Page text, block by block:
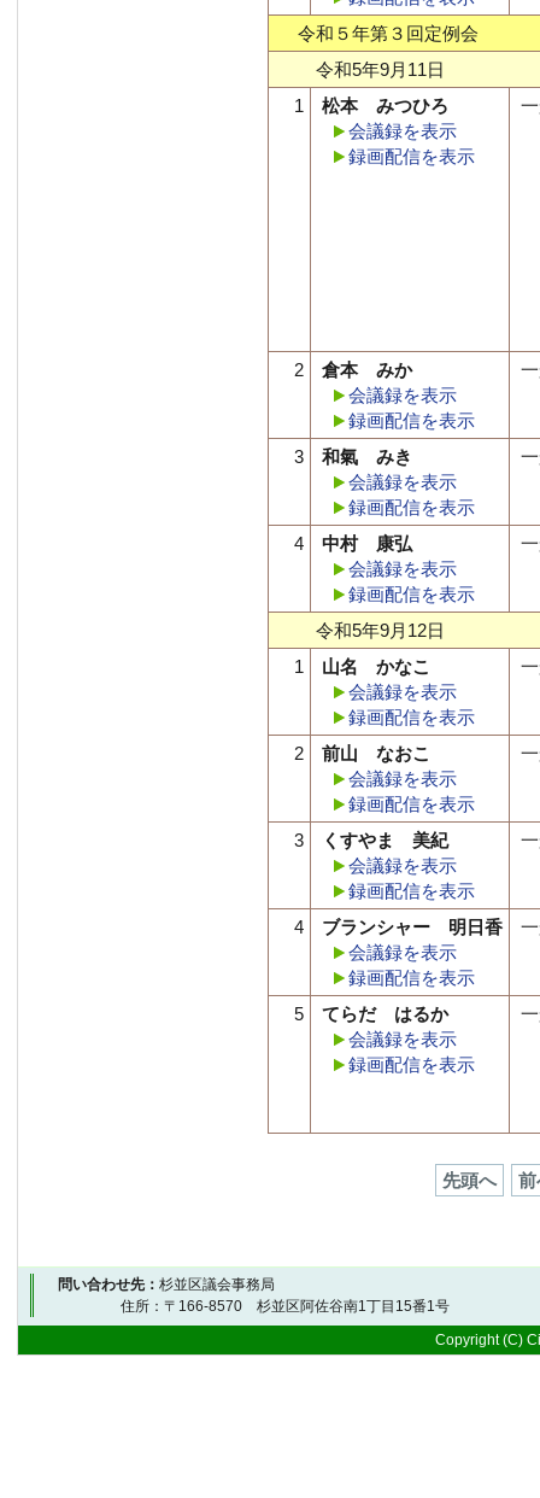
令和５年第３回定例会
令和5年9月11日
1
松本 みつひろ
会議録を表示
録画配信を表示
2
倉本 みか
会議録を表示
録画配信を表示
3
和氣 みき
会議録を表示
録画配信を表示
4
中村 康弘
会議録を表示
録画配信を表示
令和5年9月12日
1
山名 かなこ
会議録を表示
録画配信を表示
2
前山 なおこ
会議録を表示
録画配信を表示
3
くすやま 美紀
会議録を表示
録画配信を表示
4
ブランシャー 明日香
会議録を表示
録画配信を表示
5
てらだ はるか
会議録を表示
録画配信を表示
先頭へ 前
問い合わせ先： 杉並区議会事務局
住所：〒166-8570 杉並区阿佐谷南1丁目15番1号 電
Copyright (C)